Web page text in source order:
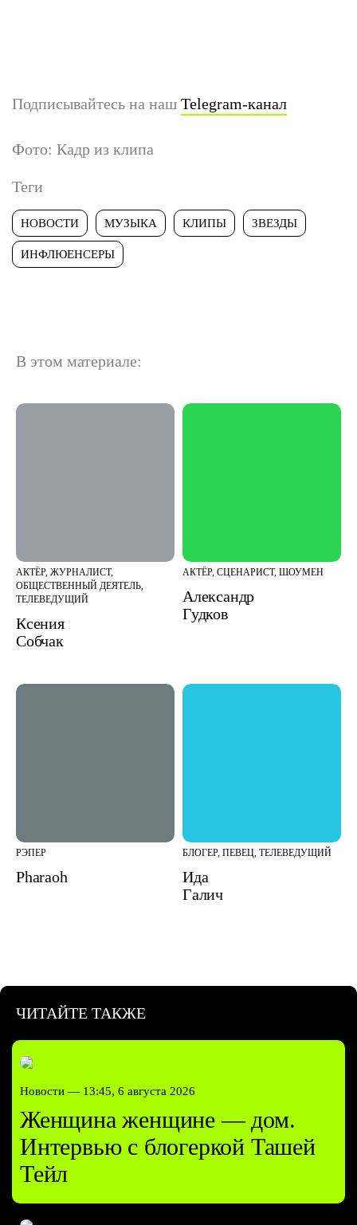
Подписывайтесь на наш Telegram-канал
Фото: Кадр из клипа
Теги
НОВОСТИ МУЗЫКА КЛИПЫ ЗВЕЗДЫ
ИНФЛЮЕНСЕРЫ
В этом материале:
АКТЁР, ЖУРНАЛИСТ,
ОБЩЕСТВЕННЫЙ ДЕЯТЕЛЬ,
ТЕЛЕВЕДУЩИЙ
Ксения
Собчак
АКТЁР, СЦЕНАРИСТ, ШОУМЕН
Александр
Гудков
РЭПЕР
Pharaoh
БЛОГЕР, ПЕВЕЦ, ТЕЛЕВЕДУЩИЙ
Ида
Галич
ЧИТАЙТЕ ТАКЖЕ
Новости — 13:45, 6 августа 2026
Женщина женщине — дом.
Интервью с блогеркой Ташей
Тейл